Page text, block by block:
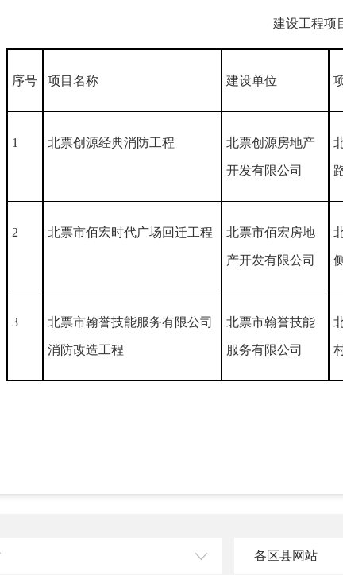
建设工程项
序号 项目名称 建设单位
1 北票创源经典消防工程 北票创源房地产
开发有限公司
2 北票市佰宏时代广场回迁工程 北票市佰宏房地
产开发有限公司 侧
3 北票市翰誉技能服务有限公司
消防改造工程
北票市翰誉技能
服务有限公司
各区县网站